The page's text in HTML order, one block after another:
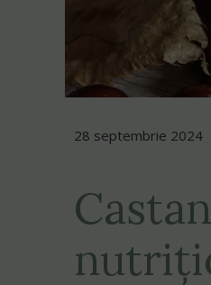
28 septembrie 2024